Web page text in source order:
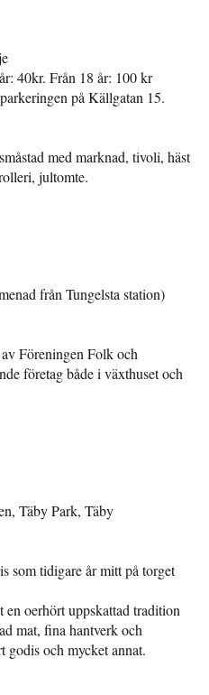
40kr. Från 18 år: 100 kr
på Källgatan 15.
med marknad, tivoli, häst
jultomte.
från Tungelsta station)
Föreningen Folk och
företag både i växthuset och
Täby Park, Täby
som tidigare år mitt på torget
oerhört uppskattad tradition
mat, fina hantverk och
godis och mycket annat.